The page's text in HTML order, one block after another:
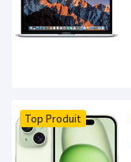
Top Produit